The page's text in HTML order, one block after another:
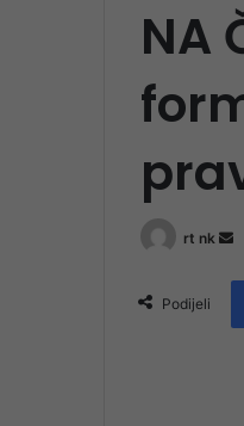
NA
rt nk
Podijeli